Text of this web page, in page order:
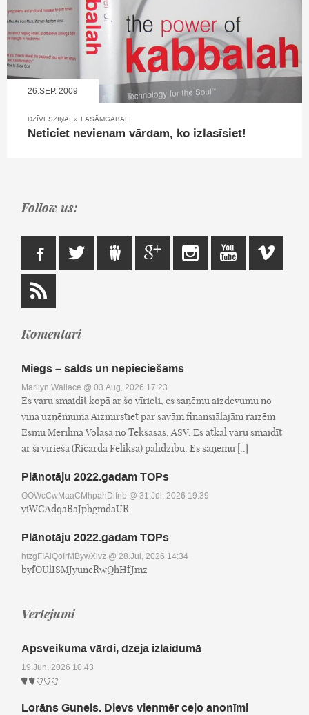
26.SEP, 2009
DZĪVESZIŅAI » LASĀMGABALI
Neticiet nevienam vārdam, ko izlasīsiet!
Follow us:
Komentāri
Miegs – salds un nepieciešams
Marilyn Wallace @ 03.Aug, 2026 17:23
Es varu smaidīt kopā ar šo vīrieti, es saņēmu aizdevumu no
viņa uzņēmuma Aizmirstiet par savām finansiālajām raizēm
Esmu Merilina Volasa no Teksasas, ASV. Es atkal varu smaidīt
ar šī vīrieša (Ričarda Fēliksa) palīdzību. Es saņēmu [..]
Plānotāju 2022.gadam TOPs
OOWcCwMaaCMhpahDifnb @ 31.Jūl, 2026 19:39
yiWCAdqaBaJpbgmdaUR
Plānotāju 2022.gadam TOPs
htzgFIAiQoIrMBywXlvz @ 28.Jūl, 2026 14:34
byfOUlISMJyuncRwQhHfJmz
Vērtējumi
Apsveikuma vārdi, dzeja izlaidumā
19.Jūn, 2026 10:43
Lorāns Gunels. Dievs vienmēr ceļo anonīmi